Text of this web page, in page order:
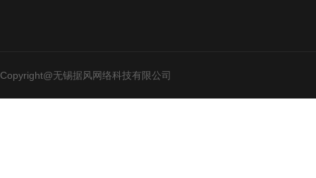
Copyright@无锡据风网络科技有限公司